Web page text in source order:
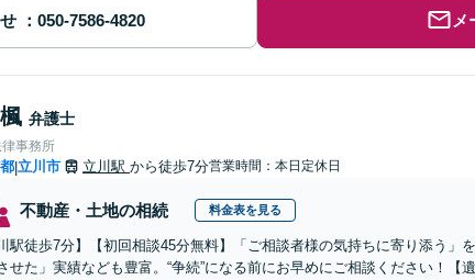
メ
弁護士
律事務所
|立川市 立川駅 から徒歩7分営業時間：本日定休日
不動産・土地の相続 料金表を見る
川駅徒歩7分】【初回相談45分無料】「ご相談者様の気持ちに寄り添う」
せた」実績なども豊富。“争続”になる前にお早めにご相談ください！【